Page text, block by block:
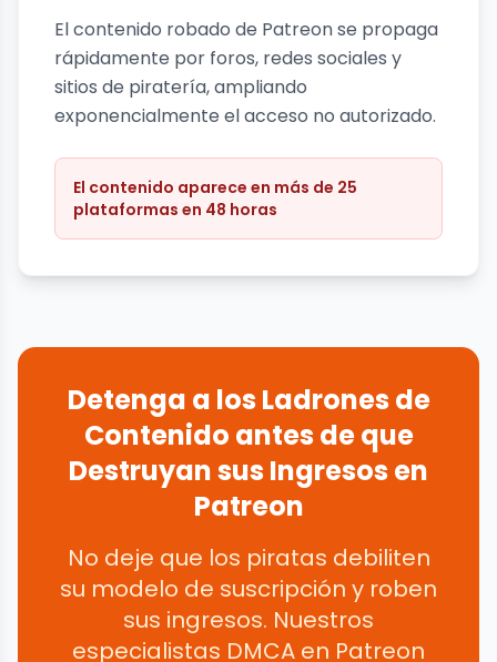
El contenido robado de Patreon se propaga
rápidamente por foros, redes sociales y
sitios de piratería, ampliando
exponencialmente el acceso no autorizado.
El contenido aparece en más de 25
plataformas en 48 horas
Detenga a los Ladrones de
Contenido antes de que
Destruyan sus Ingresos en
Patreon
No deje que los piratas debiliten
su modelo de suscripción y roben
sus ingresos. Nuestros
especialistas DMCA en Patreon